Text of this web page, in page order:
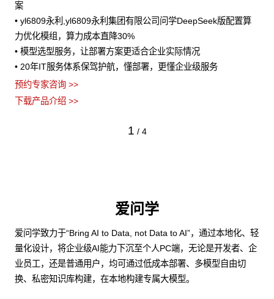
案
• yl6809永利,yl6809永利集团有限公司问学DeepSeek版配置算
力优化模组，算力成本直降30%
• 模型选型服务，让部署方案更适合企业实际情况
• 20年IT服务体系保驾护航，懂部署，更懂企业级服务
预约专家咨询 >>
下载产品介绍 >>
1 / 4
爱问学
爱问学致力于“Bring AI to Data, not Data to AI”，通过本地化、轻
量化设计，将企业级AI能力下沉至个人PC端，无论是开发者、企
业员工，还是普通用户，均可通过低成本部署、多模型自由切
换、私密知识库构建，在本地构建专属大模型。